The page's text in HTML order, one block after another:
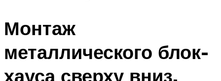
Монтаж
металлического блок-
хауса сверху вниз.